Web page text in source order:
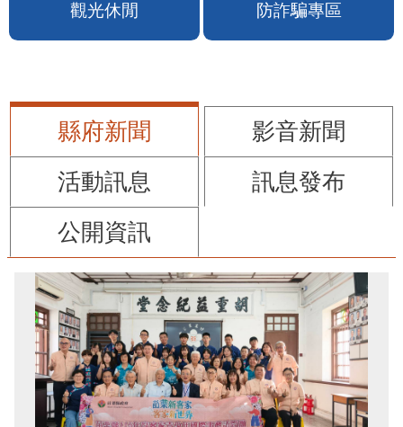
觀光休閒 防詐騙專區
縣府新聞
影音新聞
活動訊息
訊息發布
公開資訊